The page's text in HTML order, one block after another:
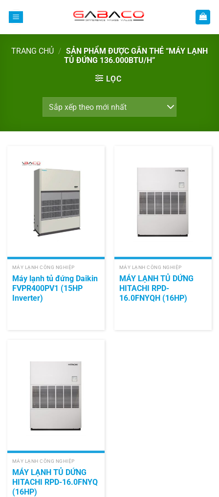
TRANG CHỦ / SẢN PHẨM ĐƯỢC GẮN THẺ “MÁY LẠNH
TỦ ĐỨNG 136.000BTU/H”
LỌC
MÁY LẠNH CÔNG NGHIỆP
Máy lạnh tủ đứng Daikin
FVPR400PV1 (15HP
Inverter)
MÁY LẠNH CÔNG NGHIỆP
MÁY LẠNH TỦ DỨNG
HITACHI RPD-
16.0FNYQH (16HP)
MÁY LẠNH CÔNG NGHIỆP
MÁY LẠNH TỦ DỨNG
HITACHI RPD-16.0FNYQ
(16HP)